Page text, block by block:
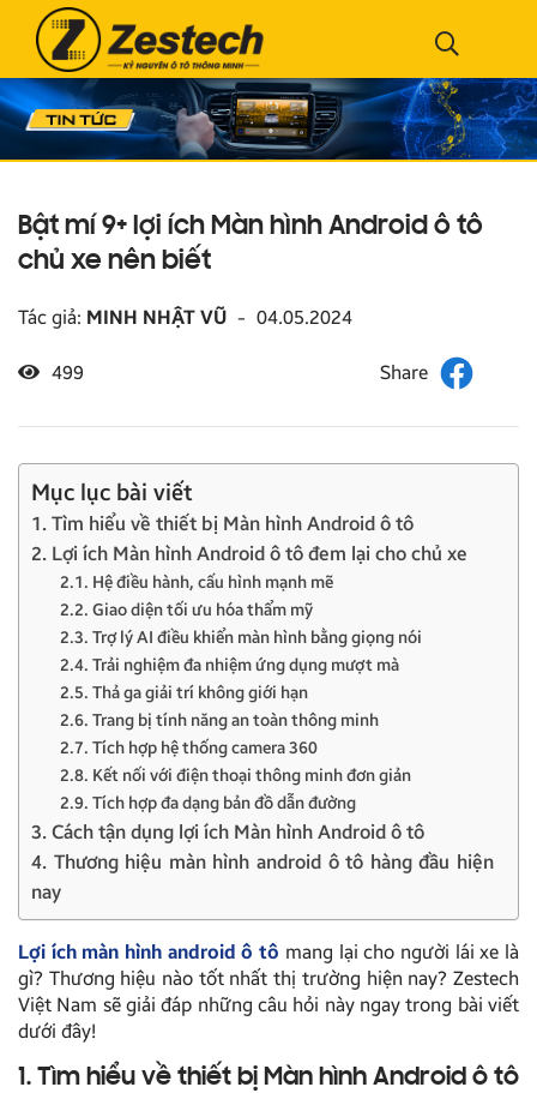
Bật mí 9+ lợi ích Màn hình Android ô tô
chủ xe nên biết
Tác giả: MINH NHẬT VŨ - 04.05.2024
499
Mục lục bài viết
1. Tìm hiểu về thiết bị Màn hình Android ô tô
2. Lợi ích Màn hình Android ô tô đem lại cho chủ xe
2.1. Hệ điều hành, cấu hình mạnh mẽ
2.2. Giao diện tối ưu hóa thẩm mỹ
2.3. Trợ lý AI điều khiển màn hình bằng giọng nói
2.4. Trải nghiệm đa nhiệm ứng dụng mượt mà
2.5. Thả ga giải trí không giới hạn
2.6. Trang bị tính năng an toàn thông minh
2.7. Tích hợp hệ thống camera 360
2.8. Kết nối với điện thoại thông minh đơn giản
2.9. Tích hợp đa dạng bản đồ dẫn đường
3. Cách tận dụng lợi ích Màn hình Android ô tô
4. Thương hiệu màn hình android ô tô hàng đầu hiện
nay
Lợi ích màn hình android ô tô mang lại cho người lái xe là
gì? Thương hiệu nào tốt nhất thị trường hiện nay? Zestech
Việt Nam sẽ giải đáp những câu hỏi này ngay trong bài viết
dưới đây!
1. Tìm hiểu về thiết bị Màn hình Android ô tô